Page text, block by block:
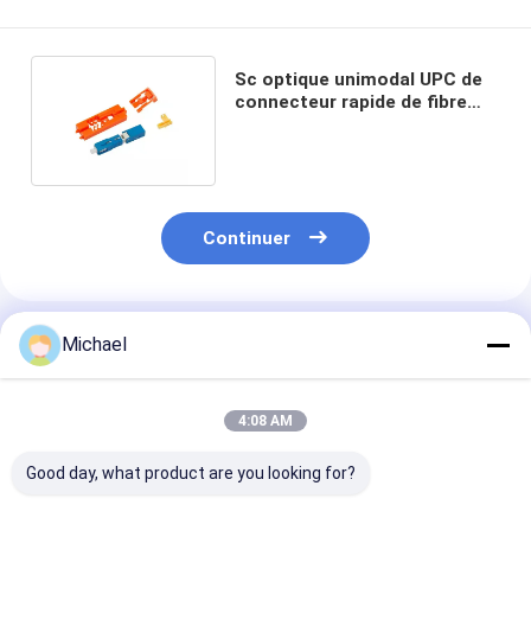
Sc optique unimodal UPC de
connecteur rapide de fibre
Continuer
Produits Recommandés
Michael
4:08 AM
Good day, what product are you looking for?